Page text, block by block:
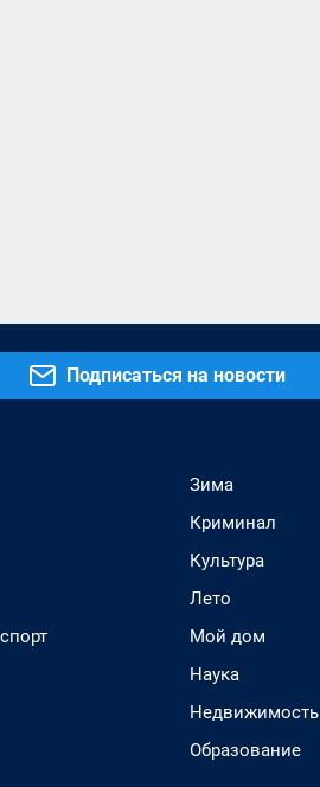
Подписаться на новости
Зима
Криминал
Культура
Лето
Мой дом
Наука
Недвижимость
Образование